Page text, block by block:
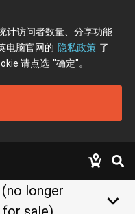
计访问者数量、分享功能
电脑官网的 隐私政策 了
请点选 "确定"。
(no longer
keyboard_arrow_down